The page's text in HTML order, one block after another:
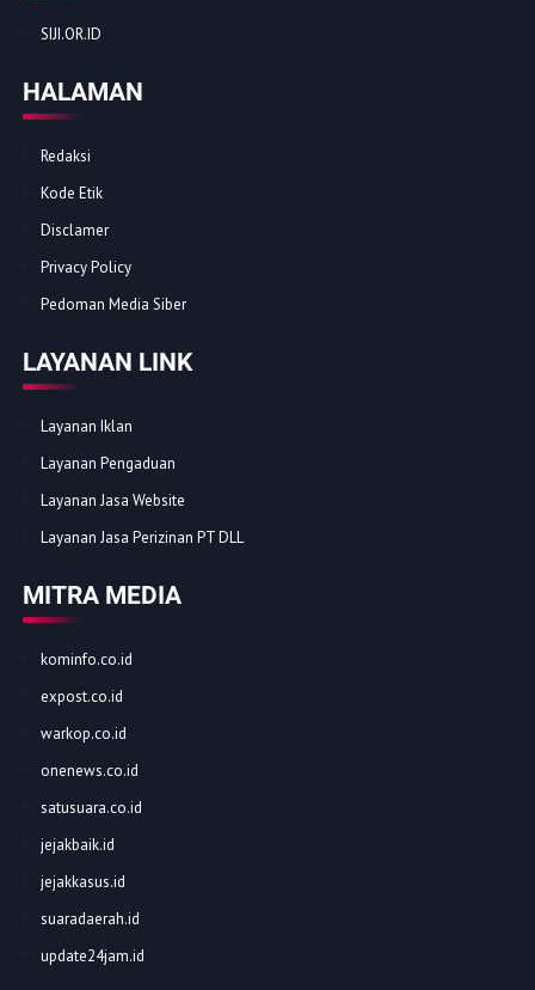
SIJI.OR.ID
HALAMAN
Redaksi
Kode Etik
Disclamer
Privacy Policy
Pedoman Media Siber
LAYANAN LINK
Layanan Iklan
Layanan Pengaduan
Layanan Jasa Website
Layanan Jasa Perizinan PT DLL
MITRA MEDIA
kominfo.co.id
expost.co.id
warkop.co.id
onenews.co.id
satusuara.co.id
jejakbaik.id
jejakkasus.id
suaradaerah.id
update24jam.id